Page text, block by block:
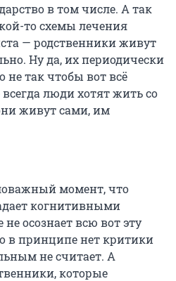
в том числе. А так
то схемы лечения
— родственники живут
Ну да, их периодически
не так чтобы вот всё
люди хотят жить со
живут сами, им
момент, что
когнитивными
осознает всю вот эту
в принципе нет критики
не считает. А
которые